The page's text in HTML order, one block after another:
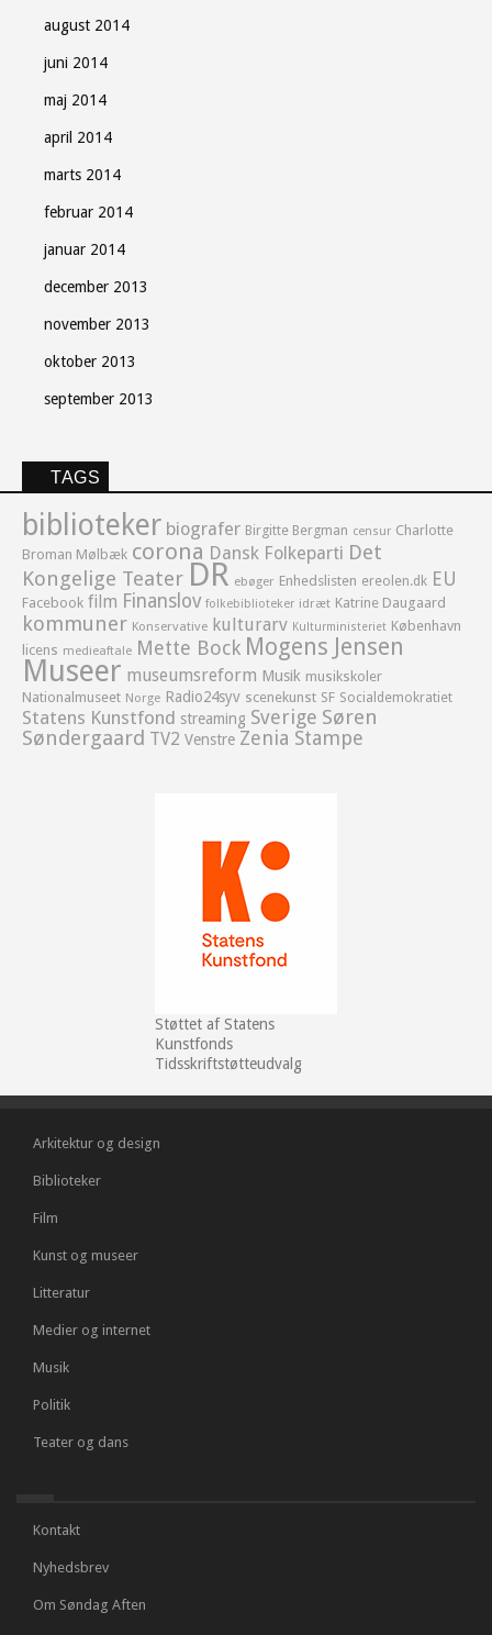
august 2014
juni 2014
maj 2014
april 2014
marts 2014
februar 2014
januar 2014
december 2013
november 2013
oktober 2013
september 2013
TAGS
biblioteker biografer Birgitte Bergman censur Charlotte
Broman Mølbæk corona Dansk Folkeparti Det
Kongelige Teater DR ebøger Enhedslisten ereolen.dk EU
Facebook film Finanslov folkebiblioteker idræt Katrine Daugaard
kommuner Konservative kulturarv Kulturministeriet København
licens medieaftale Mette Bock Mogens Jensen
Museer museumsreform Musik musikskoler
Nationalmuseet Norge Radio24syv scenekunst SF Socialdemokratiet
Statens Kunstfond streaming Sverige Søren
Søndergaard TV2 Venstre Zenia Stampe
Støttet af Statens
Kunstfonds
Tidsskriftstøtteudvalg
Arkitektur og design
Biblioteker
Film
Kunst og museer
Litteratur
Medier og internet
Musik
Politik
Teater og dans
Kontakt
Nyhedsbrev
Om Søndag Aften